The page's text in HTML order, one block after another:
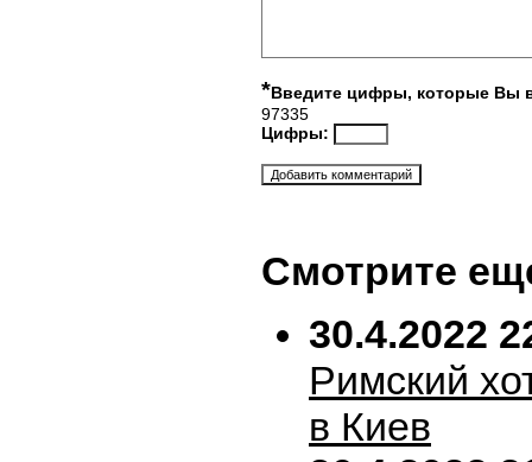
*Введите цифры, которые Вы
97335
Цифры:
Смотрите
30.4.2022
Римский
в Киев